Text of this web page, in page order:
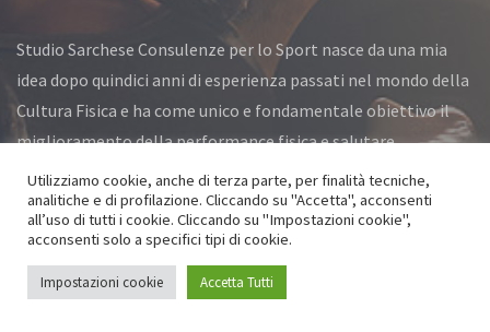
Studio Sarchese Consulenze per lo Sport nasce da una mia
idea dopo quindici anni di esperienza passati nel mondo della
Cultura Fisica e ha come unico e fondamentale obiettivo il
miglioramento della performance fisica e salutare.
© Studio Sarchese 2021 All Rights Reserved
Privacy Policy|Cookie Policy
Powered by
Utilizziamo cookie, anche di terza parte, per finalità tecniche,
analitiche e di profilazione. Cliccando su "Accetta", acconsenti
all’uso di tutti i cookie. Cliccando su "Impostazioni cookie",
acconsenti solo a specifici tipi di cookie.
Impostazioni cookie Accetta Tutti